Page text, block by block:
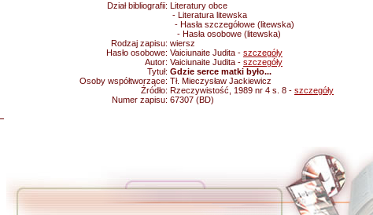
Dział bibliografii: Literatury obce
- Literatura litewska
- Hasła szczegółowe (litewska)
- Hasła osobowe (litewska)
Rodzaj zapisu: wiersz
Hasło osobowe: Vaiciunaite Judita - szczegóły
Autor: Vaiciunaite Judita - szczegóły
Tytuł: Gdzie serce matki było...
Osoby współtworzące: Tł. Mieczysław Jackiewicz
Źródło: Rzeczywistość, 1989 nr 4 s. 8 - szczegóły
Numer zapisu: 67307 (BD)